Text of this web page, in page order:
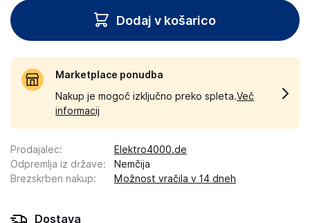
Dodaj v košarico
Marketplace ponudba
Nakup je mogoč izključno preko spleta.Več
informacij
Prodajalec:
Elektro4000.de
Odpremlja iz države:
Nemčija
Brezskrben nakup: Možnost vračila v 14 dneh
Dostava